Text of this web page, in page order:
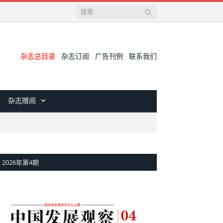
杂志总目录 杂志订阅 广告刊例 联系我们
杂志赠阅
2026年第4期